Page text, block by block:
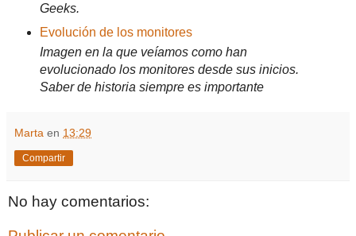
Geeks.
Evolución de los monitores
Imagen en la que veíamos como han
evolucionado los monitores desde sus inicios.
Saber de historia siempre es importante
Marta en 13:29
Compartir
No hay comentarios: